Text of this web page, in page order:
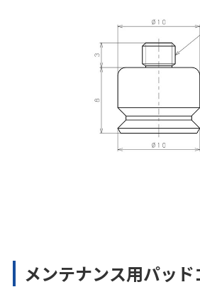
メンテナンス用パッ